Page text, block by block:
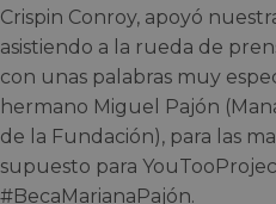
Crispin Conroy, apoyó
asistiendo a la rueda de
con unas palabras muy
hermano Miguel Pajón
de la Fundación), para las
supuesto para
#BecaMarianaPajón.